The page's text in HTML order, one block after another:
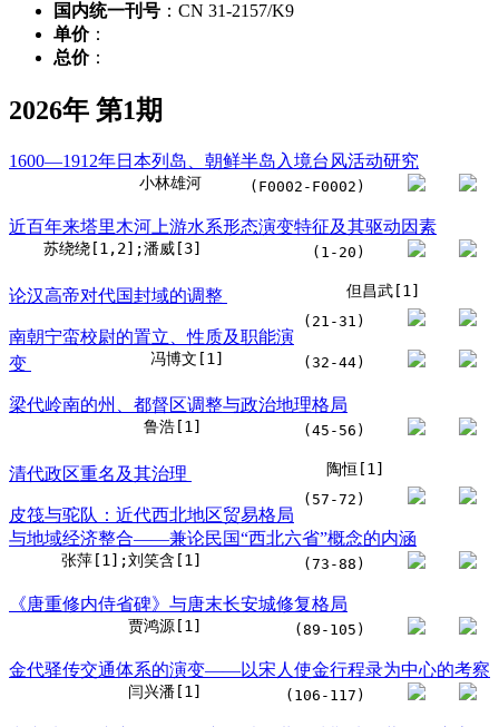
国内统一刊号 ：CN 31-2157/K9
单价：
总价：
2026年 第1期
1600—1912年日本列岛、朝鲜半岛入境台风活动研究
小林雄河 (F0002-F0002)
近百年来塔里木河上游水系形态演变特征及其驱动因素
苏绕绕[1,2];潘威[3] (1-20)
论汉高帝对代国封域的调整 但昌武[1]
(21-31)
南朝宁蛮校尉的置立、性质及职能演
变
冯博文[1] (32-44)
梁代岭南的州、都督区调整与政治地理格局
鲁浩[1] (45-56)
清代政区重名及其治理 陶恒[1]
(57-72)
皮筏与驼队：近代西北地区贸易格局
与地域经济整合——兼论民国“西北六省”概念的内涵
张萍[1];刘笑含[1] (73-88)
《唐重修内侍省碑》与唐末长安城修复格局
贾鸿源[1] (89-105)
金代驿传交通体系的演变——以宋人使金行程录为中心的考察
闫兴潘[1] (106-117)